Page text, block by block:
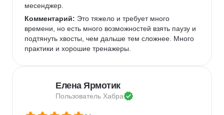
месенджер.
Комментарий: Это тяжело и требует много
времени, но есть много возможностей взять паузу и
подтянуть хвосты, чем дальше тем сложнее. Много
практики и хорошие тренажеры.
Елена Ярмотик
Пользователь Хабра